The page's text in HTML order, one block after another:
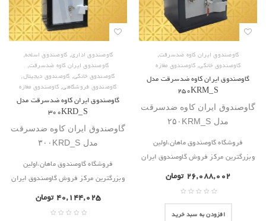
گاوصندوق ایران کاوه ضدسرقت,
گاوصندوق خانگی,گاوصندوق مغازه
گاوصندوق ایران کاوه ضدسرقت مدل
۲۵۰KRM_S
گاوصندوق ایران کاوه ضدسرقت
مدل ۲۵۰KRM_S
فروشگاه گاوصندوق ماهان،اولین
وبزرگترین مرکز فروش گاوصندوق ایران
۲۶,۰۸۸,۰۰۲ تومان
افزودن به سبد خرید
گاوصندوق اداری, گاوصندوق اسلحه,
گاوصندوق ایران کاوه ضدسرقت,
گاوصندوق خانگی, گاوصندوق دیجیتال,
گاوصندوق فروشگاهی,گاوصندوق مغازه
گاوصندوق ایران کاوه ضدسرقت مدل
۳۰۰KRD_S
گاوصندوق ایران کاوه ضدسرقت
مدل ۳۰۰KRD_S
فروشگاه گاوصندوق ماهان،اولین
وبزرگترین مرکز فروش گاوصندوق ایران
۴۰,۱۴۴,۰۲۵ تومان